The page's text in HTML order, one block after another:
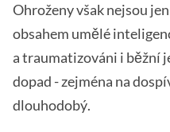
Ohroženy však nejsou
obsahem umělé
a traumatizováni i běžní
dopad - zejména na
dlouhodobý.